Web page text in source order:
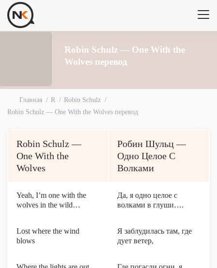
Robin Schulz — One With the
Wolves перевод
Главная R
Robin Schulz
Robin Schulz — One With the Wolves перевод
Robin Schulz —
One With the
Wolves
Робин Шульц —
Одно Целое С
Волками
Yeah, I’m one with the
wolves in the wild…
Да, я одно целое с
волками в глуши….
Lost where the wind
blows
Я заблудилась там, где
дует ветер,